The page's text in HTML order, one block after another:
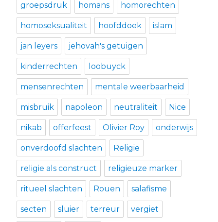
groepsdruk homans homorechten
homoseksualiteit hoofddoek islam
jan leyers jehovah's getuigen
kinderrechten loobuyck
mensenrechten mentale weerbaarheid
misbruik napoleon neutraliteit Nice
nikab offerfeest Olivier Roy onderwijs
onverdoofd slachten Religie
religie als construct religieuze marker
ritueel slachten Rouen salafisme
secten sluier terreur vergiet